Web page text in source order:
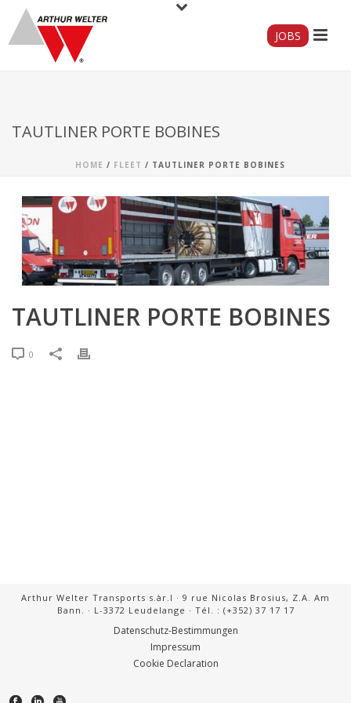
JOBS
TAUTLINER PORTE BOBINES
HOME / FLEET / TAUTLINER PORTE BOBINES
TAUTLINER PORTE BOBINES
0
Arthur Welter Transports s.àr.l · 9 rue Nicolas Brosius, Z.A. Am
Bann. · L-3372 Leudelange · Tél. : (+352) 37 17 17
Datenschutz-Bestimmungen
Impressum
Cookie Declaration